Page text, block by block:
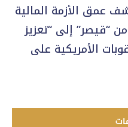
عمق الأزمة المالية
من “قيصر” إلى “تعزيز
الأمريكية على